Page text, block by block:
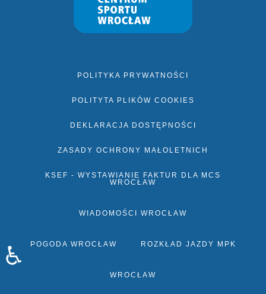
POLITYKA PRYWATNOŚCI
POLITYTA PLIKÓW COOKIES
DEKLARACJA DOSTĘPNOŚCI
ZASADY OCHRONY MAŁOLETNICH
KSEF - WYSTAWIANIE FAKTUR DLA MCS
WROCŁAW
WIADOMOŚCI WROCŁAW
POGODA WROCŁAW ROZKŁAD JAZDY MPK
WROCŁAW